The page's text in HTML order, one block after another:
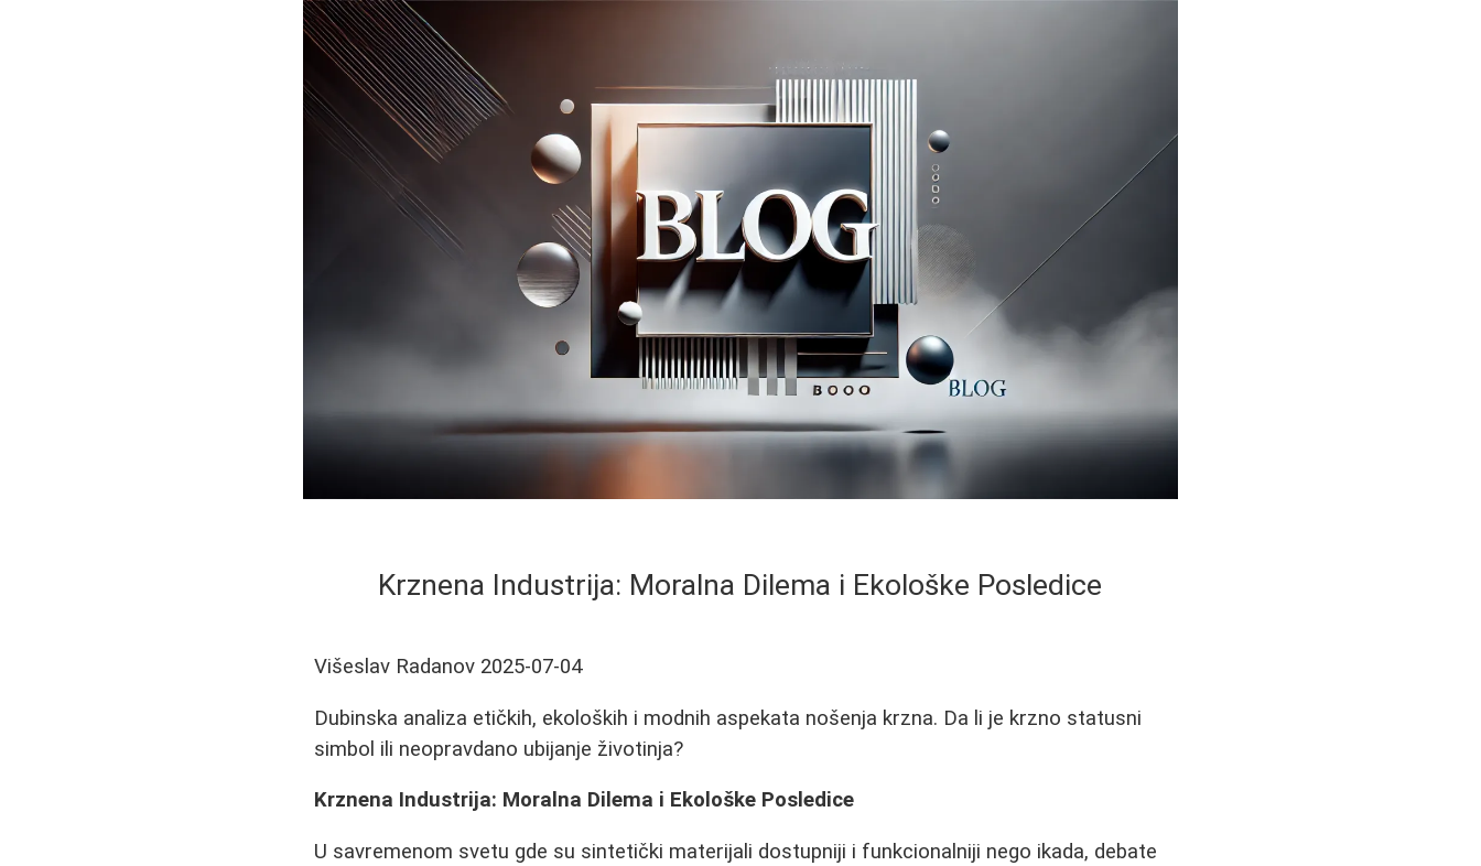
Krznena Industrija: Moralna Dilema i Ekološke Posledice
Višeslav Radanov 2025-07-04
Dubinska analiza etičkih, ekoloških i modnih aspekata nošenja krzna. Da li je krzno statusni
simbol ili neopravdano ubijanje životinja?
Krznena Industrija: Moralna Dilema i Ekološke Posledice
U savremenom svetu gde su sintetički materijali dostupniji i funkcionalniji nego ikada, debate